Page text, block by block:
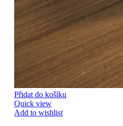
Přidat do košíku
Quick view
Add to wishlist